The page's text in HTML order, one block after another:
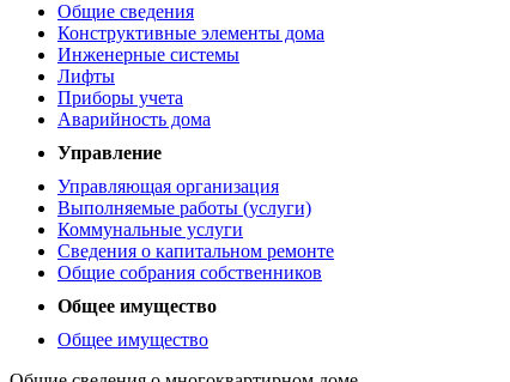
Общие сведения
Конструктивные элементы дома
Инженерные системы
Лифты
Приборы учета
Аварийность дома
Управление
Управляющая организация
Выполняемые работы (услуги)
Коммунальные услуги
Сведения о капитальном ремонте
Общие собрания собственников
Общее имущество
Общее имущество